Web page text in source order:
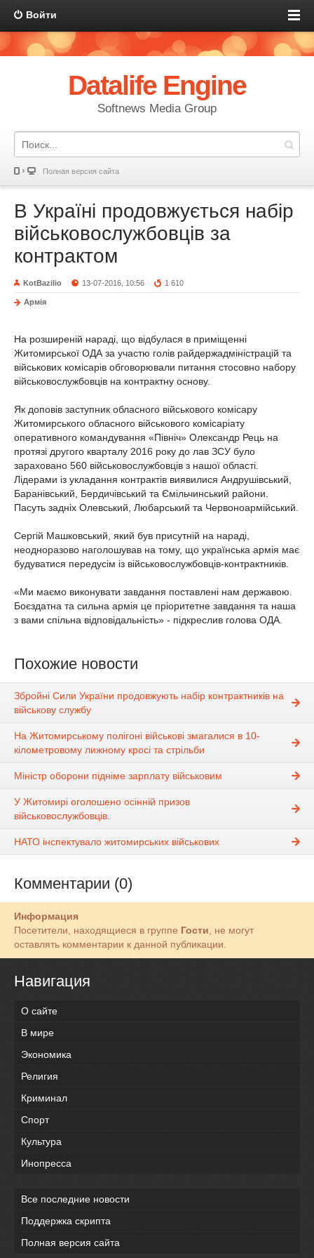
Войти
Datalife Engine
Softnews Media Group
Полная версия сайта
В Україні продовжується набір
військовослужбовців за
контрактом
KotBazilio 13-07-2016, 10:56 1 610
Армія
На розширеній нараді, що відбулася в приміщенні
Житомирської ОДА за участю голів райдержадміністрацій та
військових комісарів обговорювали питання стосовно набору
військовослужбовців на контрактну основу.
Як доповів заступник обласного військового комісару
Житомирського обласного військового комісаріату
оперативного командування «Північ» Олександр Рець на
протязі другого кварталу 2016 року до лав ЗСУ було
зараховано 560 військовослужбовців з нашої області.
Лідерами із укладання контрактів виявилися Андрушівський,
Баранівський, Бердичівський та Ємільчинський райони.
Пасуть задніх Олевський, Любарський та Червоноармійський.
Сергій Машковський, який був присутній на нараді,
неодноразово наголошував на тому, що українська армія має
будуватися передусім із військовослужбовців-контрактників.
«Ми маємо виконувати завдання поставлені нам державою.
Боєздатна та сильна армія це пріоритетне завдання та наша
з вами спільна відповідальність» - підкреслив голова ОДА.
Похожие новости
Збройні Сили України продовжують набір контрактників на
військову службу
На Житомирському полігоні військові змагалися в 10-
кілометровому лижному кросі та стрільби
Міністр оборони підніме зарплату військовим
У Житомирі оголошено осінній призов
військовослужбовців.
НАТО інспектувало житомирських військових
Комментарии (0)
Информация
Посетители, находящиеся в группе Гости, не могут
оставлять комментарии к данной публикации.
Навигация
О сайте
В мире
Экономика
Религия
Криминал
Спорт
Культура
Инопресса
Все последние новости
Поддержка скрипта
Полная версия сайта